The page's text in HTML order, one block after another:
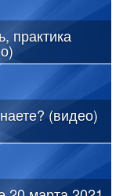
практика
(видео)